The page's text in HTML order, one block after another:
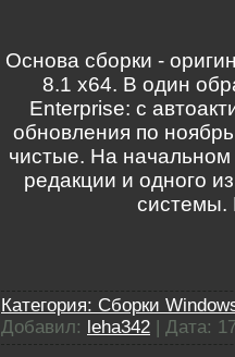
Основа сборки -
8.1 x64. В один
Enterprise: с
обновления по
чистые. На начальном
редакции и одного
системы.
Категория: Сборки
Добавил: leha342 Дата: